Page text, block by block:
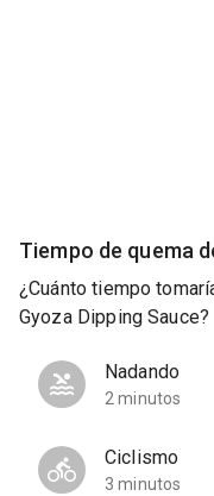
Tiempo de quema
¿Cuánto tiempo
Gyoza Dipping Sauce?
Nadando
2 minutos
Ciclismo
3 minutos